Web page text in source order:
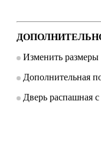
Изменить размеры
Дополнительная
Дверь распашная